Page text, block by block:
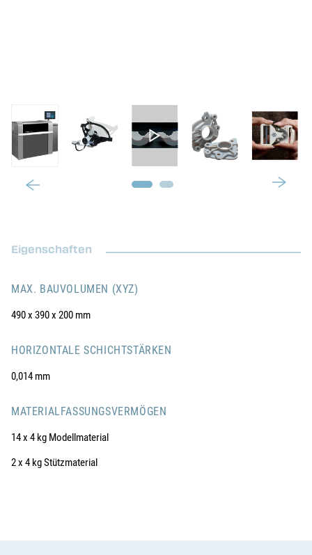
Eigenschaften
MAX. BAUVOLUMEN (XYZ)
490 x 390 x 200 mm
HORIZONTALE SCHICHTSTÄRKEN
0,014 mm
MATERIALFASSUNGSVERMÖGEN
14 x 4 kg Modellmaterial
2 x 4 kg Stützmaterial